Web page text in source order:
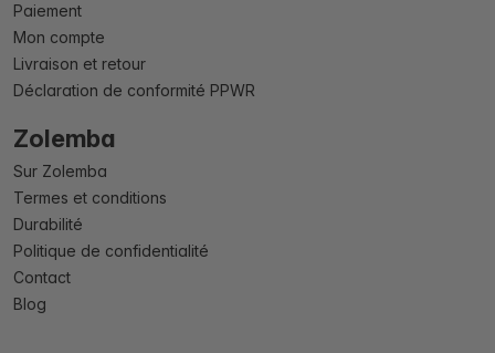
Paiement
Mon compte
Livraison et retour
Déclaration de conformité PPWR
Zolemba
Sur Zolemba
Termes et conditions
Durabilité
Politique de confidentialité
Contact
Blog